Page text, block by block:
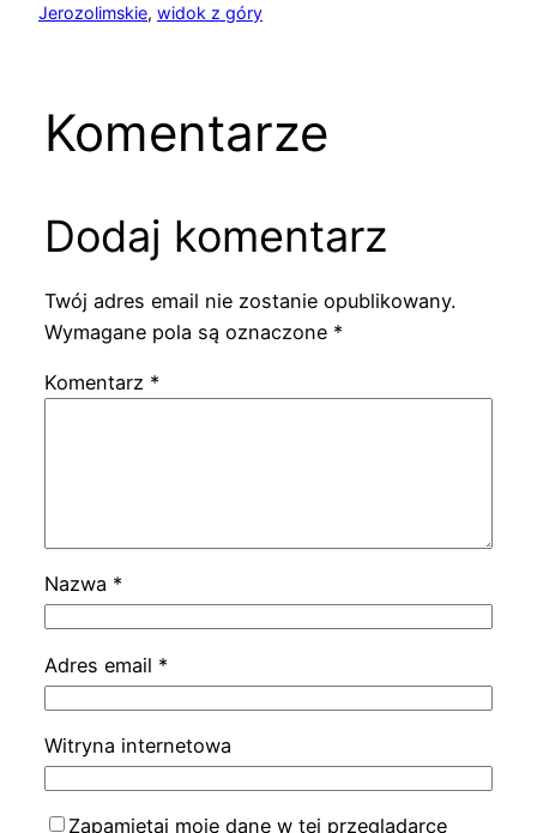
Jerozolimskie, widok z góry
Komentarze
Dodaj komentarz
Twój adres email nie zostanie opublikowany.
Wymagane pola są oznaczone *
Komentarz *
Nazwa *
Adres email *
Witryna internetowa
Zapamiętaj moje dane w tej przeglądarce